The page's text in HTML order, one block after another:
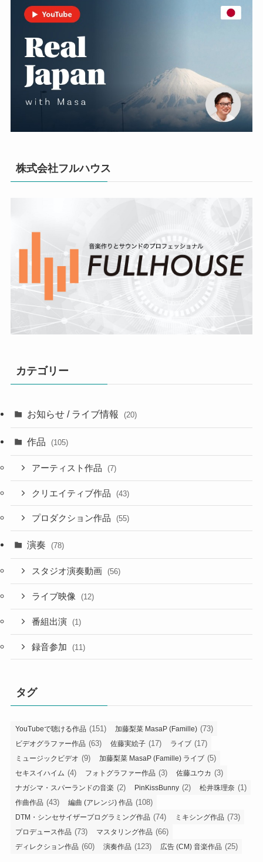
株式会社フルハウス
カテゴリー
お知らせ / ライブ情報 (20)
作品 (105)
アーティスト作品 (7)
クリエイティブ作品 (43)
プロダクション作品 (55)
演奏 (78)
スタジオ演奏動画 (56)
ライブ映像 (12)
番組出演 (1)
録音参加 (11)
タグ
YouTubeで聴ける作品 (151) 加藤梨菜 MasaP (Famille) (73)
ビデオグラファー作品 (63) 佐藤実絵子 (17) ライブ (17)
ミュージックビデオ (9) 加藤梨菜 MasaP (Famille) ライブ (5)
セキスイハイム (4) フォトグラファー作品 (3) 佐藤ユウカ (3)
ナガシマ・スパーランドの音楽 (2) PinKissBunny (2) 松井珠理奈 (1)
作曲作品 (43) 編曲 (アレンジ) 作品 (108)
DTM・シンセサイザープログラミング作品 (74) ミキシング作品 (73)
プロデュース作品 (73) マスタリング作品 (66)
ディレクション作品 (60) 演奏作品 (123) 広告 (CM) 音楽作品 (25)